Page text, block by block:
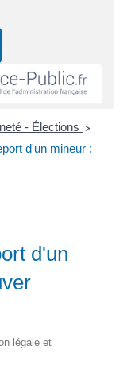
- Élections >
d'un mineur :
d'un
légale et